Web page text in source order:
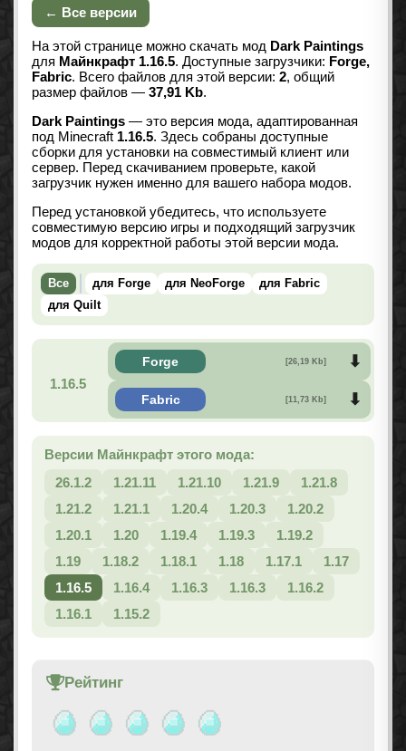
← Все версии
На этой странице можно скачать мод Dark Paintings
для Майнкрафт 1.16.5. Доступные загрузчики: Forge,
Fabric. Всего файлов для этой версии: 2, общий
размер файлов — 37,91 Kb.
Dark Paintings — это версия мода, адаптированная
под Minecraft 1.16.5. Здесь собраны доступные
сборки для установки на совместимый клиент или
сервер. Перед скачиванием проверьте, какой
загрузчик нужен именно для вашего набора модов.
Перед установкой убедитесь, что используете
совместимую версию игры и подходящий загрузчик
модов для корректной работы этой версии мода.
Все для Forge для NeoForge
для Fabric
для Quilt
1.16.5
Forge [26,19 Kb]
Fabric [11,73 Kb]
Версии Майнкрафт этого мода:
26.1.2
1.21.11 1.21.10 1.21.9
1.21.8
1.21.2
1.21.1 1.20.4 1.20.3
1.20.2
1.20.1
1.20 1.19.4 1.19.3
1.19.2
1.19
1.18.2 1.18.1 1.18 1.17.1
1.17
1.16.5
1.16.4 1.16.3 1.16.3
1.16.2
1.16.1
1.15.2
Рейтинг